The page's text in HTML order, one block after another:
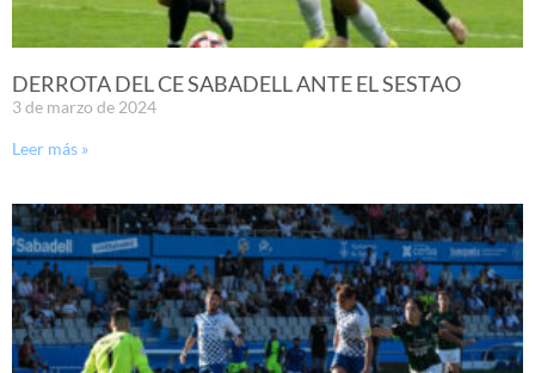
DERROTA DEL CE SABADELL ANTE EL SESTAO
3 de marzo de 2024
Leer más »